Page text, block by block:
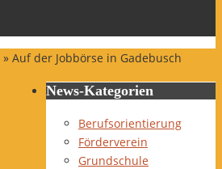
» Auf der Jobbörse in Gadebusch
News-Kategorien
Berufsorientierung
Förderverein
Grundschule